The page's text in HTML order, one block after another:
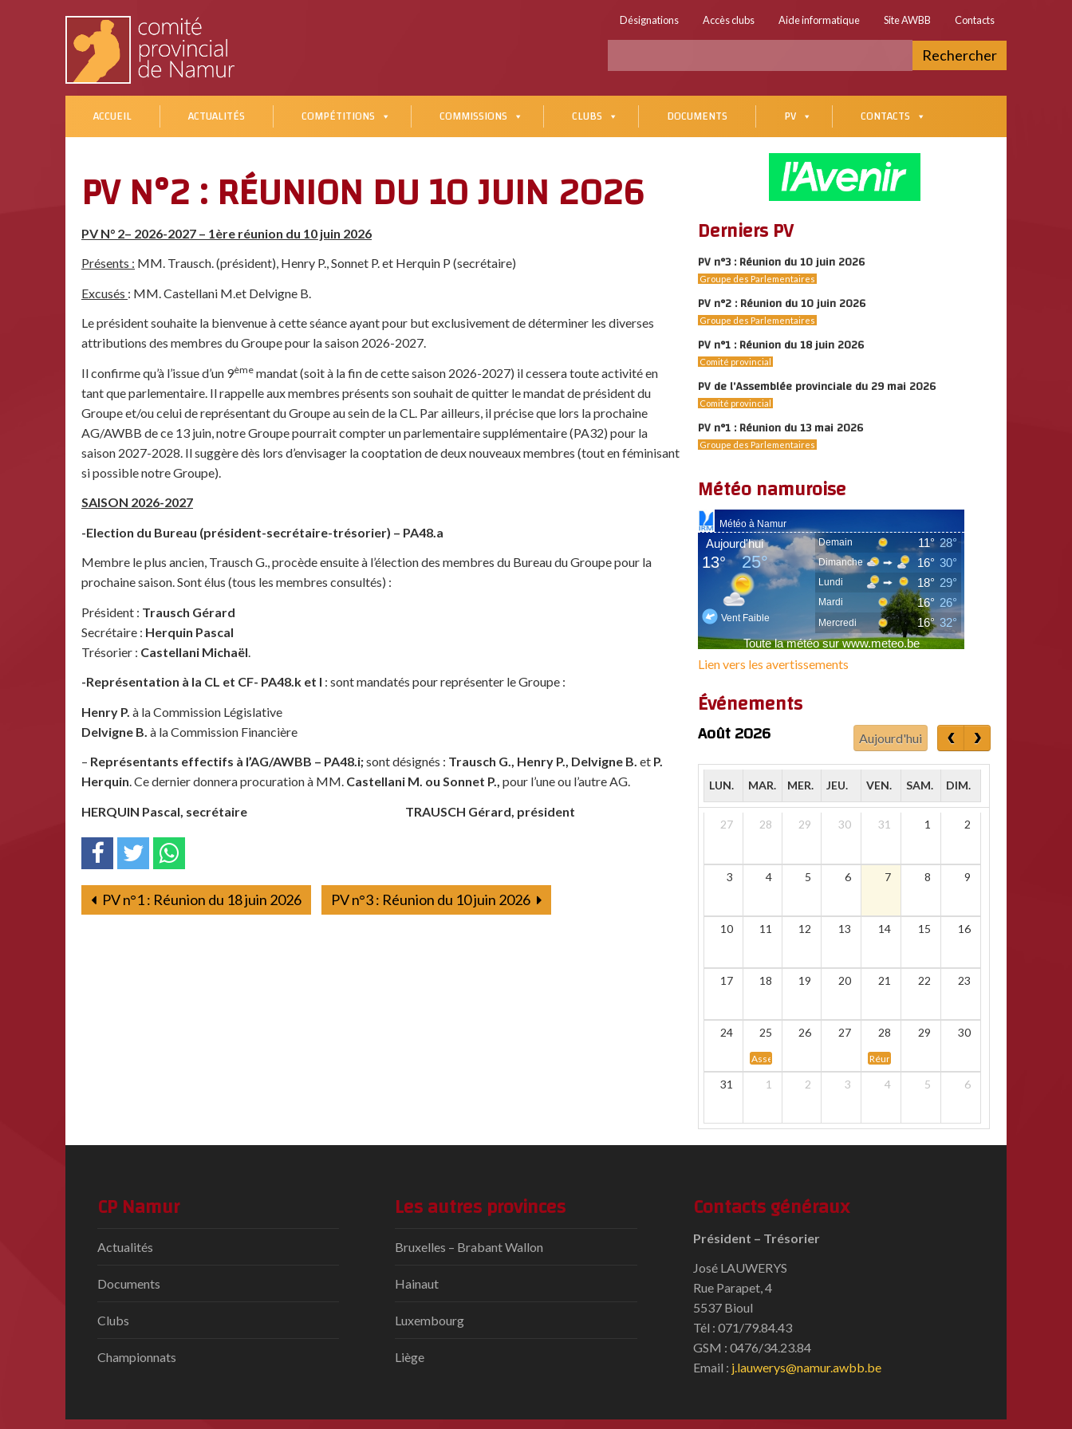
Désignations Accès clubs Aide informatique Site AWBB Contacts
Rechercher
ACCUEIL ACTUALITÉS COMPÉTITIONS COMMISSIONS CLUBS DOCUMENTS PV CONTACTS
PV N°2 : RÉUNION DU 10 JUIN 2026
PV N° 2– 2026-2027 – 1ère réunion du 10 juin 2026
Présents : MM. Trausch. (président), Henry P., Sonnet P. et Herquin P (secrétaire)
Excusés : MM. Castellani M.et Delvigne B.
Le président souhaite la bienvenue à cette séance ayant pour but exclusivement de déterminer les diverses
attributions des membres du Groupe pour la saison 2026-2027.
Il confirme qu’à l’issue d’un 9ème mandat (soit à la fin de cette saison 2026-2027) il cessera toute activité en
tant que parlementaire. Il rappelle aux membres présents son souhait de quitter le mandat de président du
Groupe et/ou celui de représentant du Groupe au sein de la CL. Par ailleurs, il précise que lors la prochaine
AG/AWBB de ce 13 juin, notre Groupe pourrait compter un parlementaire supplémentaire (PA32) pour la
saison 2027-2028. Il suggère dès lors d’envisager la cooptation de deux nouveaux membres (tout en féminisant
si possible notre Groupe).
SAISON 2026-2027
-Election du Bureau (président-secrétaire-trésorier) – PA48.a
Membre le plus ancien, Trausch G., procède ensuite à l’élection des membres du Bureau du Groupe pour la
prochaine saison. Sont élus (tous les membres consultés) :
Président : Trausch Gérard
Secrétaire : Herquin Pascal
Trésorier : Castellani Michaël
-Représentation à la CL et CF- PA48.k et l : sont mandatés pour représenter le Groupe :
Henry P. à la Commission Législative
Delvigne B. à la Commission Financière
– Représentants effectifs à l’AG/AWBB – PA48.i;sont désignés : Trausch G., Henry P., Delvigne B. et P.
Herquin. Ce dernier donnera procuration à MM. Castellani M. ou Sonnet P., pour l’une ou l’autre AG.
HERQUIN Pascal, secrétaire TRAUSCH Gérard, président
PV n°1 : Réunion du 18 juin 2026 PV n°3 : Réunion du 10 juin 2026
Derniers PV
PV n°3 : Réunion du 10 juin 2026
Groupe des Parlementaires
PV n°2 : Réunion du 10 juin 2026
Groupe des Parlementaires
PV n°1 : Réunion du 18 juin 2026
Comité provincial
PV de l’Assemblée provinciale du 29 mai 2026
Comité provincial
PV n°1 : Réunion du 13 mai 2026
Groupe des Parlementaires
Météo namuroise
Lien vers les avertissements
Événements
Août 2026 Aujourd'hui
LUN. MAR. MER. JEU. VEN. SAM. DIM.
27 28 29 30 31 1 2
3 4 5 6 7 8 9
10 11 12 13 14 15 16
17 18 19 20 21 22 23
24 25 26 27 28 29 30
Assemblée statutaire des arbitres namuroisRéunion d&rsquo;informations : championnat
31 1 2 3 4 5 6
CP Namur
Actualités
Documents
Clubs
Championnats
Les autres provinces
Bruxelles – Brabant Wallon
Hainaut
Luxembourg
Liège
Contacts généraux
Président – Trésorier
José LAUWERYS
Rue Parapet, 4
5537 Bioul
Tél : 071/79.84.43
GSM : 0476/34.23.84
Email : j.lauwerys@namur.awbb.be